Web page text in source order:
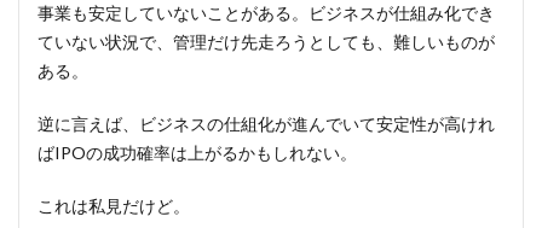
事業も安定していないことがある。ビジネスが仕組み化でき
ていない状況で、管理だけ先走ろうとしても、難しいものが
ある。
逆に言えば、ビジネスの仕組化が進んでいて安定性が高けれ
ばIPOの成功確率は上がるかもしれない。
これは私見だけど。